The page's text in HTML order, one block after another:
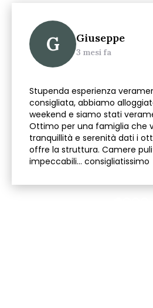
G Giuseppe
3 mesi fa
Stupenda esperienza
consigliata, abbiamo
weekend e siamo stati
Ottimo per una famiglia che
tranquillità e serenità dati i
offre la struttura. Camere
impeccabili… consigliatissimo